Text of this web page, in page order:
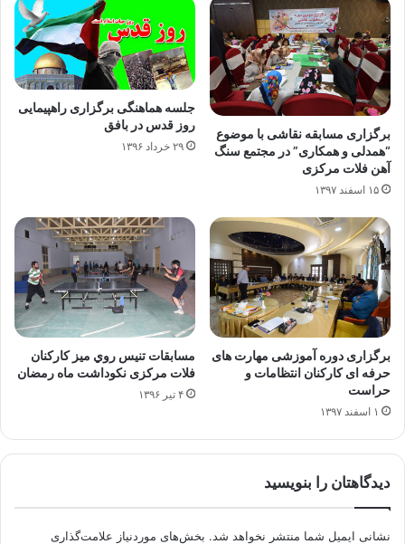
برگزاری مسابقه نقاشی با موضوع
“همدلی و همکاری” در مجتمع سنگ
آهن فلات مرکزی
۱۵ اسفند ۱۳۹۷
جلسه هماهنگی برگزاری راهپیمایی
روز قدس در بافق
۲۹ خرداد ۱۳۹۶
برگزاری دوره آموزشی مهارت های
حرفه ای کارکنان انتظامات و
حراست
۱ اسفند ۱۳۹۷
مسابقات تنيس روي ميز کارکنان
فلات مرکزی نکوداشت ماه رمضان
۴ تیر ۱۳۹۶
دیدگاهتان را بنویسید
نشانی ایمیل شما منتشر نخواهد شد. بخش‌های موردنیاز علامت‌گذاری